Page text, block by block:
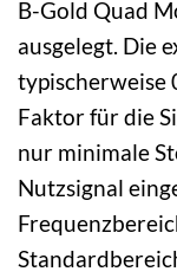
B-Gold Quad
ausgelegt. Die
typischerweise
Faktor für die
nur minimale
Nutzsignal